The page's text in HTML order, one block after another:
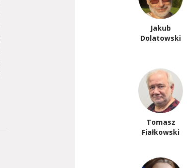
Jakub
Dolatowski
Tomasz
Fiałkowski